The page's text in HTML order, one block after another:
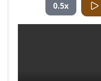
0.5x